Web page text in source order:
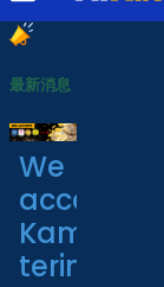
最新消息
We
accept/
Kami
terima